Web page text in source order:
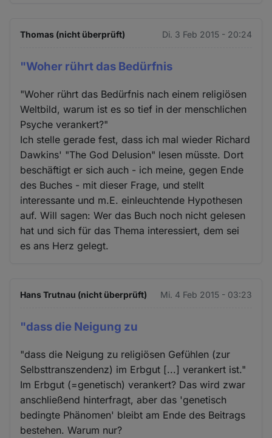
Thomas (nicht überprüft) Di. 3 Feb 2015 - 20:24
"Woher rührt das Bedürfnis
"Woher rührt das Bedürfnis nach einem religiösen
Weltbild, warum ist es so tief in der menschlichen
Psyche verankert?"
Ich stelle gerade fest, dass ich mal wieder Richard
Dawkins' "The God Delusion" lesen müsste. Dort
beschäftigt er sich auch - ich meine, gegen Ende
des Buches - mit dieser Frage, und stellt
interessante und m.E. einleuchtende Hypothesen
auf. Will sagen: Wer das Buch noch nicht gelesen
hat und sich für das Thema interessiert, dem sei
es ans Herz gelegt.
Hans Trutnau (nicht überprüft) Mi. 4 Feb 2015 - 03:23
"dass die Neigung zu
"dass die Neigung zu religiösen Gefühlen (zur
Selbsttranszendenz) im Erbgut [...] verankert ist."
Im Erbgut (=genetisch) verankert? Das wird zwar
anschließend hinterfragt, aber das 'genetisch
bedingte Phänomen' bleibt am Ende des Beitrags
bestehen. Warum nur?